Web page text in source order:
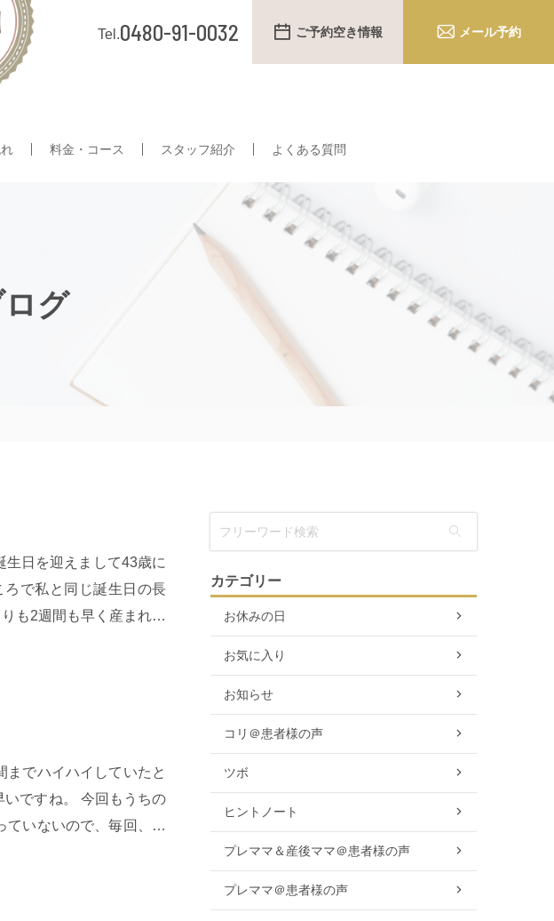
料金・コース スタッフ紹介 よくある質問
0480-91-0032 ご予約空き情報 メール予約
グ
生日を迎えまして43歳に
で私と同じ誕生日の長
も2週間も早く産まれて
までハイハイしていたと
ですね。 今回もうちの
ていないので、毎回、同
カテゴリー
お休みの日
お気に入り
お知らせ
コリ＠患者様の声
ツボ
ヒントノート
プレママ＆産後ママ＠患者様の声
プレママ＠患者様の声